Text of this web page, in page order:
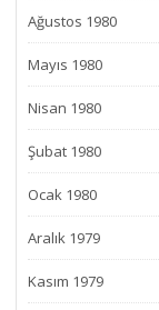
Ağustos 1980
Mayıs 1980
Nisan 1980
Şubat 1980
Ocak 1980
Aralık 1979
Kasım 1979